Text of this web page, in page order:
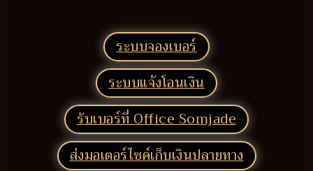
ระบบจองเบอร์
ระบบแจ้งโอนเงิน
รับเบอร์ที่ Office Somjade
ส่งมอเตอร์ไซค์เก็บเงินปลายทาง